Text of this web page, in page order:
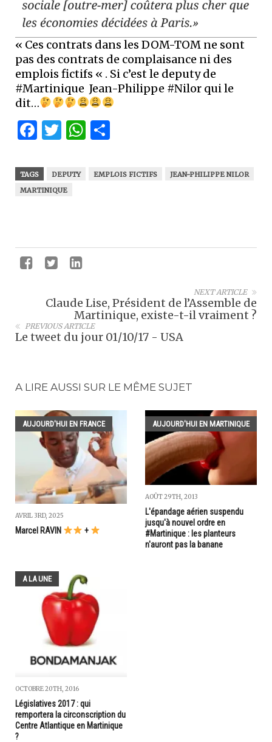
« Ces contrats dans les DOM-TOM ne sont
pas des contrats de complaisance ni des
emplois fictifs « . Si c’est le deputy de
#Martinique Jean-Philippe #Nilor qui le
dit…
Facebook
Twitter
WhatsApp
TAGS DEPUTY EMPLOIS FICTIFS
JEAN-PHILIPPE NILOR
MARTINIQUE
NEXT ARTICLE
Claude Lise, Président de l’Assemble de
Martinique, existe-t-il vraiment ?
PREVIOUS ARTICLE
Le tweet du jour 01/10/17 - USA
A LIRE AUSSI SUR LE MÊME SUJET
AUJOURD'HUI EN FRANCE
AVRIL 3RD, 2025
Marcel RAVIN +
AUJOURD'HUI EN MARTINIQUE
AOÛT 29TH, 2013
L'épandage aérien suspendu
jusqu'à nouvel ordre en
#Martinique : les planteurs
n'auront pas la banane
A LA UNE
OCTOBRE 20TH, 2016
Législatives 2017 : qui
remportera la circonscription du
Centre Atlantique en Martinique
?